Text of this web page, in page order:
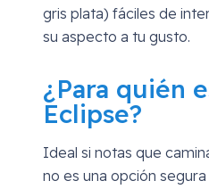
gris plata) fáciles de
su aspecto a tu gusto.
¿Para quién
Eclipse?
Ideal si notas que
no es una opción